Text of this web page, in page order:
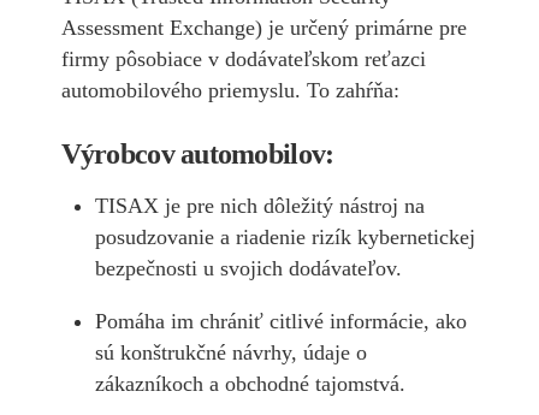
Assessment Exchange) je určený primárne pre
firmy pôsobiace v dodávateľskom reťazci
automobilového priemyslu. To zahŕňa:
Výrobcov automobilov:
TISAX je pre nich dôležitý nástroj na
posudzovanie a riadenie rizík kybernetickej
bezpečnosti u svojich dodávateľov.
Pomáha im chrániť citlivé informácie, ako
sú konštrukčné návrhy, údaje o
zákazníkoch a obchodné tajomstvá.